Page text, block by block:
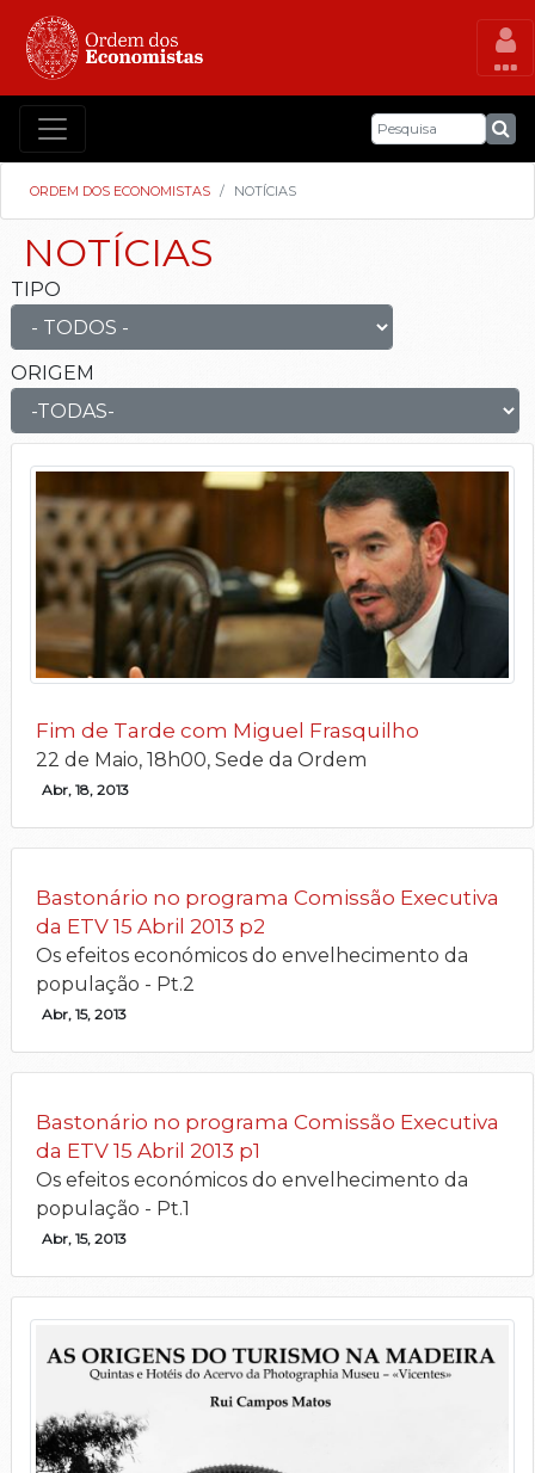
ORDEM DOS ECONOMISTAS NOTÍCIAS
NOTÍCIAS
TIPO
ORIGEM
Fim de Tarde com Miguel Frasquilho
22 de Maio, 18h00, Sede da Ordem
Abr, 18, 2013
Bastonário no programa Comissão Executiva
da ETV 15 Abril 2013 p2
Os efeitos económicos do envelhecimento da
população - Pt.2
Abr, 15, 2013
Bastonário no programa Comissão Executiva
da ETV 15 Abril 2013 p1
Os efeitos económicos do envelhecimento da
população - Pt.1
Abr, 15, 2013